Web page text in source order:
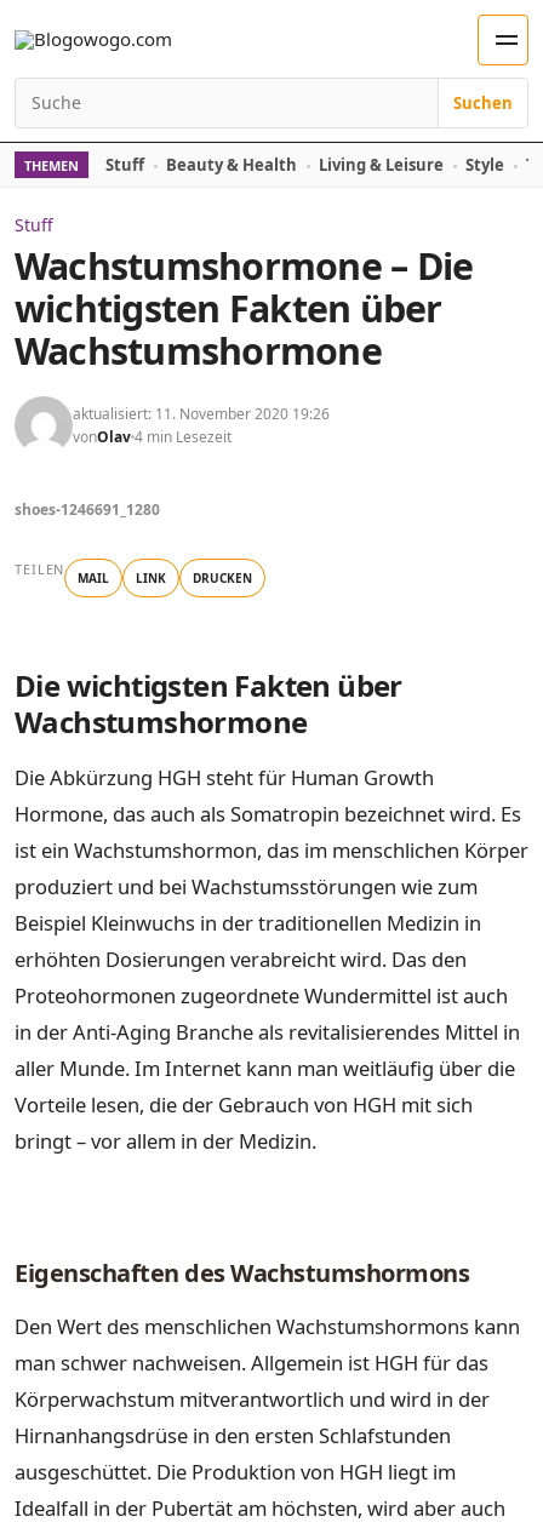
Suchen nach:
Suchen
THEMEN Stuff Beauty & Health Living & Leisure Style
Stuff
Wachstumshormone – Die
wichtigsten Fakten über
Wachstumshormone
aktualisiert: 11. November 2020 19:26
vonOlav4 min Lesezeit
shoes-1246691_1280
TEILEN MAIL LINK DRUCKEN
Die wichtigsten Fakten über
Wachstumshormone
Die Abkürzung HGH steht für Human Growth
Hormone, das auch als Somatropin bezeichnet wird. Es
ist ein Wachstumshormon, das im menschlichen Körper
produziert und bei Wachstumsstörungen wie zum
Beispiel Kleinwuchs in der traditionellen Medizin in
erhöhten Dosierungen verabreicht wird. Das den
Proteohormonen zugeordnete Wundermittel ist auch
in der Anti-Aging Branche als revitalisierendes Mittel in
aller Munde. Im Internet kann man weitläufig über die
Vorteile lesen, die der Gebrauch von HGH mit sich
bringt – vor allem in der Medizin.
Eigenschaften des Wachstumshormons
Den Wert des menschlichen Wachstumshormons kann
man schwer nachweisen. Allgemein ist HGH für das
Körperwachstum mitverantwortlich und wird in der
Hirnanhangsdrüse in den ersten Schlafstunden
ausgeschüttet. Die Produktion von HGH liegt im
Idealfall in der Pubertät am höchsten, wird aber auch